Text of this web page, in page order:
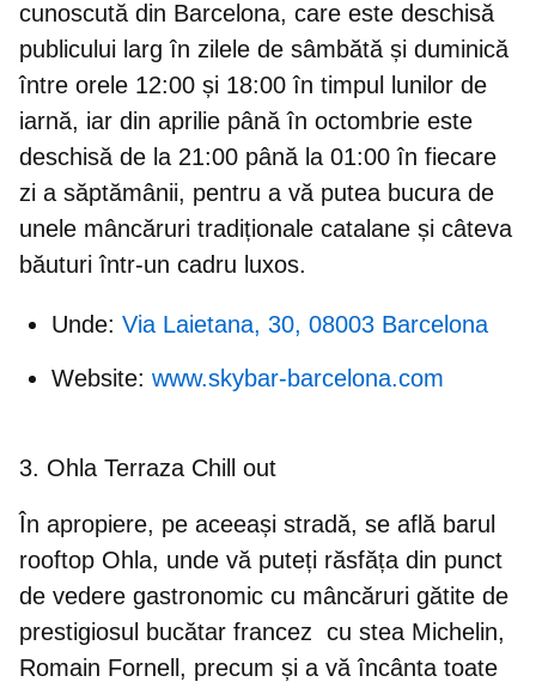
cunoscută din Barcelona, care este deschisă
publicului larg în zilele de sâmbătă și duminică
între orele 12:00 și 18:00 în timpul lunilor de
iarnă, iar din aprilie până în octombrie este
deschisă de la 21:00 până la 01:00 în fiecare
zi a săptămânii, pentru a vă putea bucura de
unele mâncăruri tradiționale catalane și câteva
băuturi într-un cadru luxos.
Unde: Via Laietana, 30, 08003 Barcelona
Website: www.skybar-barcelona.com
3. Ohla Terraza Chill out
În apropiere, pe aceeași stradă, se află barul
rooftop Ohla, unde vă puteți răsfăța din punct
de vedere gastronomic cu mâncăruri gătite de
prestigiosul bucătar francez cu stea Michelin,
Romain Fornell, precum și a vă încânta toate